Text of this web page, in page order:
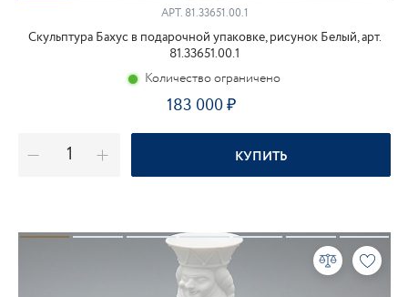
АРТ.81.33651.00.1
Скульптура Бахус в подарочной упаковке, рисунок Белый, арт.
81.33651.00.1
Количество ограничено
183 000
КУПИТЬ